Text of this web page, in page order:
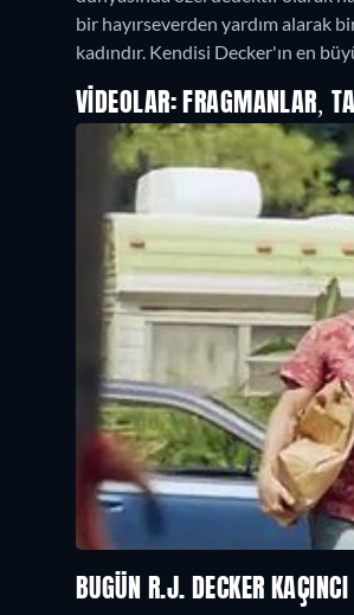
bir hayırseverden yardım alarak
kadındır. Kendisi Decker'ın en
VIDEOLAR: FRAGMANLAR,
BUGÜN R.J. DECKER